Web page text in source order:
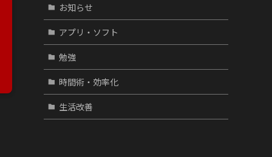
お知らせ
アプリ・ソフト
勉強
時間術・効率化
生活改善